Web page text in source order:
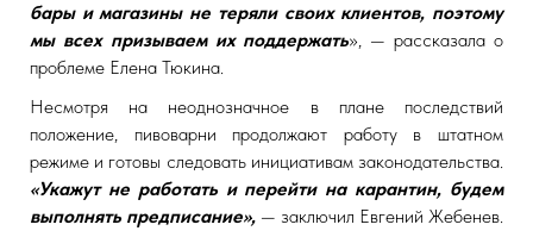
бары и магазины не теряли своих клиентов, поэтому
мы всех призываем их поддержать», — рассказала о
проблеме Елена Тюкина.
Несмотря на неоднозначное в плане последствий
положение, пивоварни продолжают работу в штатном
режиме и готовы следовать инициативам законодательства.
«Укажут не работать и перейти на карантин, будем
выполнять предписание», — заключил Евгений Жебенев.